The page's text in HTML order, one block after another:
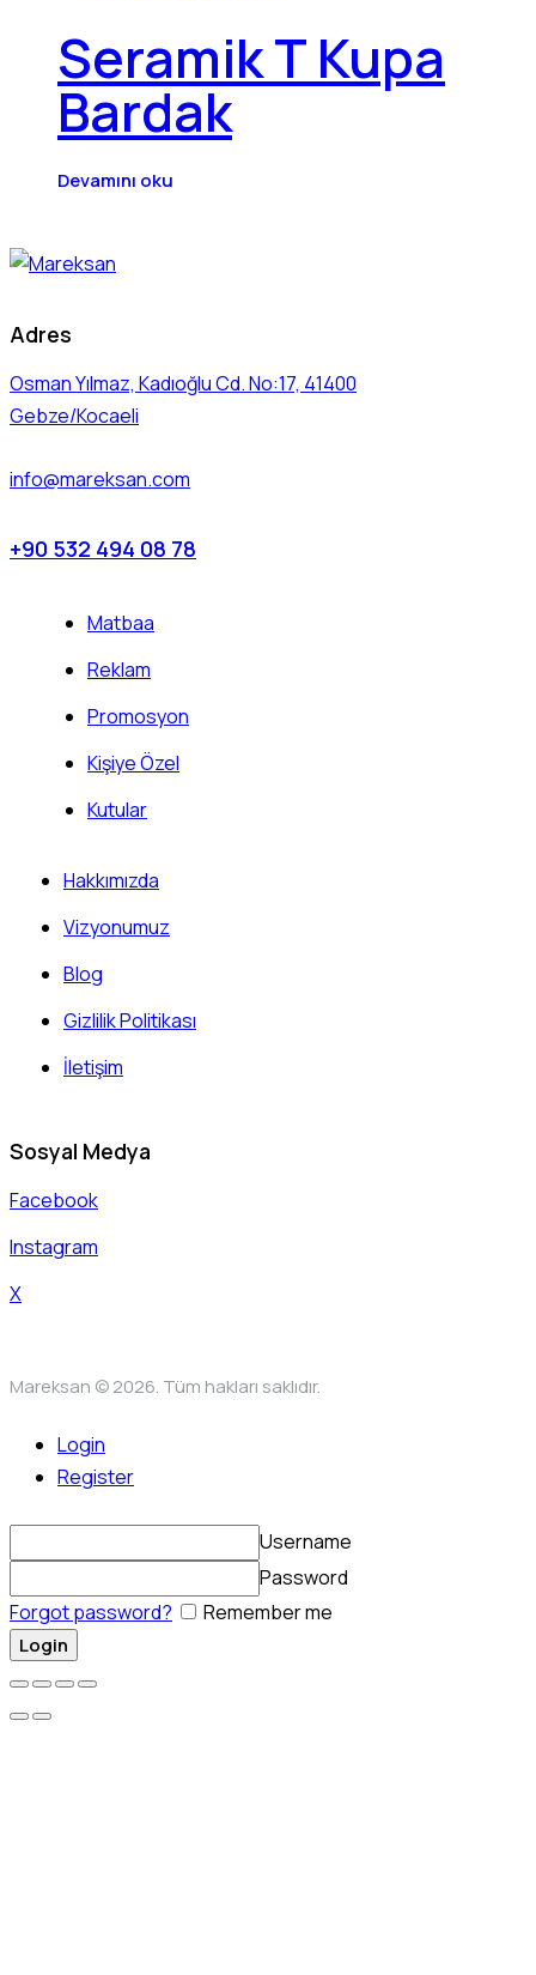
Seramik T Kupa
Bardak
Devamını oku
Adres
Osman Yılmaz, Kadıoğlu Cd. No:17, 41400
Gebze/Kocaeli
info@mareksan.com
+90 532 494 08 78
Matbaa
Reklam
Promosyon
Kişiye Özel
Kutular
Hakkımızda
Vizyonumuz
Blog
Gizlilik Politikası
İletişim
Sosyal Medya
Facebook
Instagram
X
Mareksan © 2026. Tüm hakları saklıdır.
Login
Register
Username
Password
Forgot password?
Remember me